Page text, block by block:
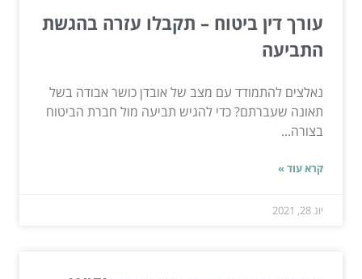
עורך דין ביטוח – תקבלו עזרה בהגשת
התביעה
נאלצים להתמודד עם מצב של אובדן כושר אבודה בשל
תאונה שעברתם? כדי להגיש תביעה מול חברת הביטוח
בצורה...
קרא עוד »
יונ 28, 2021